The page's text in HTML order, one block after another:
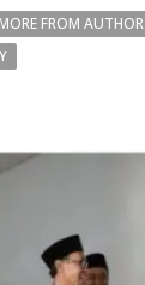
MORE FROM AUTHOR